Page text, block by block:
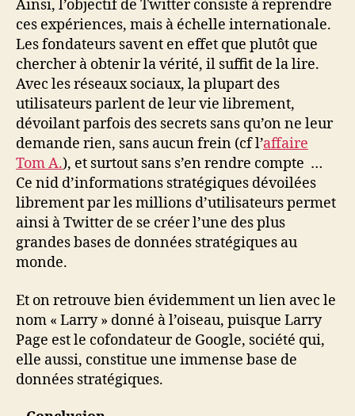
Ainsi, l’objectif de Twitter consiste à reprendre
ces expériences, mais à échelle internationale.
Les fondateurs savent en effet que plutôt que
chercher à obtenir la vérité, il suffit de la lire.
Avec les réseaux sociaux, la plupart des
utilisateurs parlent de leur vie librement,
dévoilant parfois des secrets sans qu’on ne leur
demande rien, sans aucun frein (cf l’affaire
Tom A.), et surtout sans s’en rendre compte …
Ce nid d’informations stratégiques dévoilées
librement par les millions d’utilisateurs permet
ainsi à Twitter de se créer l’une des plus
grandes bases de données stratégiques au
monde.
Et on retrouve bien évidemment un lien avec le
nom « Larry » donné à l’oiseau, puisque Larry
Page est le cofondateur de Google, société qui,
elle aussi, constitue une immense base de
données stratégiques.